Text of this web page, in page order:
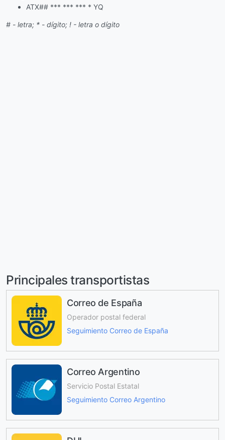
ATX## *** *** *** * YQ
# - letra; * - dígito; ! - letra o dígito
Principales transportistas
Correo de España
Operador postal federal
Seguimiento Correo de España
Correo Argentino
Servicio Postal Estatal
Seguimiento Correo Argentino